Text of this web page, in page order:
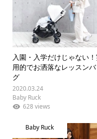
入園・入学だけじゃない
用的でお洒落なレッスンバ
グ
2020.03.24
Baby Ruck
628 views
Baby Ruck